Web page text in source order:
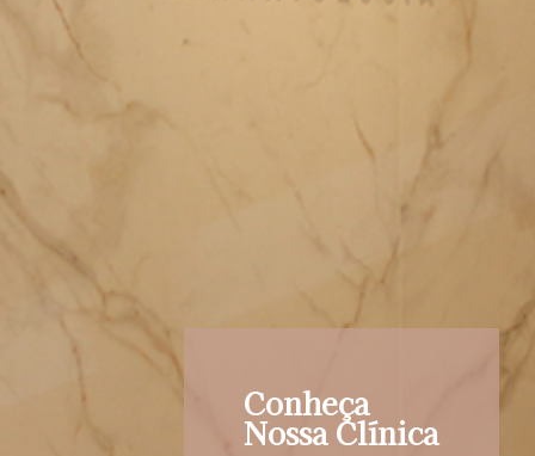
Conheça
Nossa Clínica